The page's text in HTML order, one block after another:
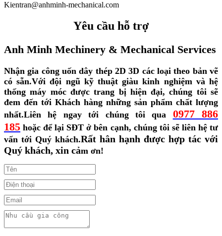
Kientran@anhminh-mechanical.com
Yêu cầu hỗ trợ
Anh Minh Mechinery & Mechanical Services
Nhận gia công uốn dây thép 2D 3D các loại theo bản vẽ
có sẵn.Với đội ngũ kỹ thuật giàu kinh nghiệm và hệ
thống máy móc được trang bị hiện đại, chúng tôi sẽ
đem đến tới Khách hàng những sản phẩm chất lượng
nhất.Liên hệ ngay tới chúng tôi qua 0977 886
185 hoặc để lại SĐT ở bên cạnh, chúng tôi sẽ liên hệ tư
vấn tới Quý khách.Rất hân hạnh được hợp tác với
Quý khách, xin cảm ơn!